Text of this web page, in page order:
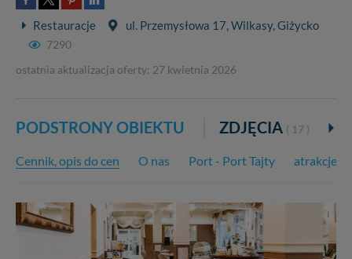
Restauracje ul. Przemysłowa 17, Wilkasy, Giżycko
7290
ostatnia aktualizacja oferty: 27 kwietnia 2026
PODSTRONY OBIEKTU ZDJĘCIA ( 17 )
Cennik, opis do cen O nas Port - Port Tajty atrakcje